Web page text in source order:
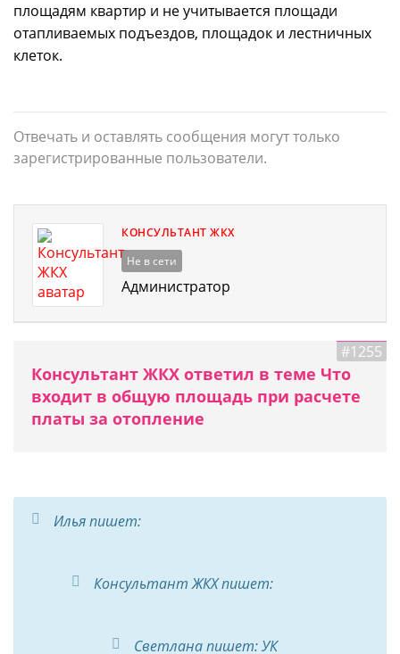
площадям квартир и не учитывается площади
отапливаемых подъездов, площадок и лестничных
клеток.
Отвечать и оставлять сообщения могут только
зарегистрированные пользователи.
КОНСУЛЬТАНТ ЖКХ
Не в сети
Администратор
#1255
Консультант ЖКХ ответил в теме Что
входит в общую площадь при расчете
платы за отопление
Илья пишет:
Консультант ЖКХ пишет:
Светлана пишет: УК